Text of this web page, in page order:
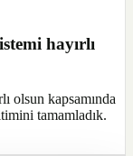
hayırlı
olsun kapsamında
tamamladık.